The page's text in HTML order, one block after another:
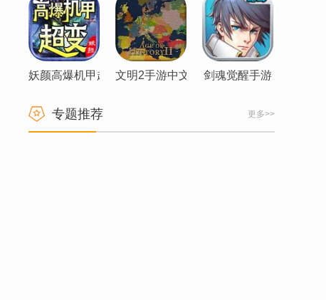
妖颜高爆机甲超变传奇文明2手游中文版 剑魂觉醒手游
专题推荐 更多>>